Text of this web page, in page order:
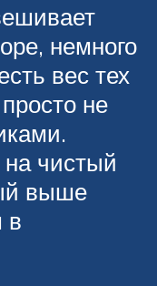
немного
вес тех
не
чистый
выше
в